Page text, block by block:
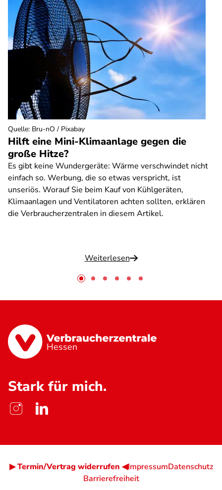
Hilft eine Mini-Klimaanlage gegen die
große Hitze?
Es gibt keine Wundergeräte: Wärme verschwindet nicht
einfach so. Werbung, die so etwas verspricht, ist
unseriös. Worauf Sie beim Kauf von Kühlgeräten,
Klimaanlagen und Ventilatoren achten sollten, erklären
die Verbraucherzentralen in diesem Artikel.
Weiterlesen
Quelle: Bru-nO / Pixabay
Hessen
Stark für mich.
▶ Termin/Vertrag widerrufen ◀ImpressumDatenschutz
Barrierefreiheit